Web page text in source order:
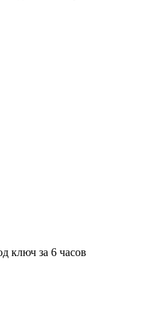
ключ за 6 часов